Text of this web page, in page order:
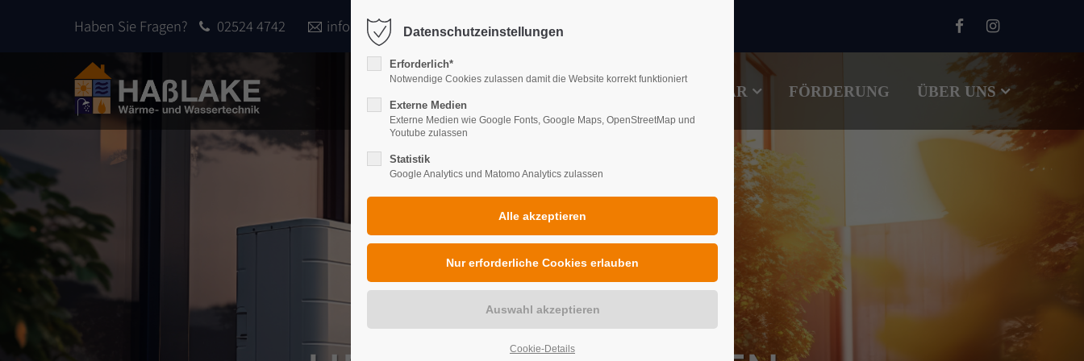
Benutzername
Register| Lost your password?
Support
Lorem ipsum dolor sit amet:
24h/ 365days
We offer support for our
customers
Mon - Fri 8:00am - 5:00pm(GMT
376-293 City Road, Suite 600
Drop us a line
info@yourdomain.com
About us
Lorem ipsum dolor sit amet,
Aenean commodo ligula eget
natoque penatibus et magnis dis
parturient montes, nascetur
ridiculus mus. Donec quam felis,
ultricies nec.
Haben Sie Fragen? 02524 4742 info@wwthasslake.de
SANITÄR FÖRDERUNG ÜBER UNS
INDIVIDUELLE
Datenschutzeinstellungen
Erforderlich*
Notwendige Cookies zulassen damit die Website korrekt funktioniert
Externe Medien
Externe Medien wie Google Fonts, Google Maps, OpenStreetMap und
Youtube zulassen
Statistik
Google Analytics und Matomo Analytics zulassen
Cookie-Details